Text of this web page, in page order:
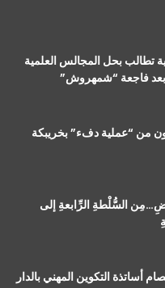
تطالب بحل المجالس العلمية
بعد فاجعة “شمهروش”
السُّلْطةِ الرِّابعةِ إلى
أساتذة التكوين المهني بالدار